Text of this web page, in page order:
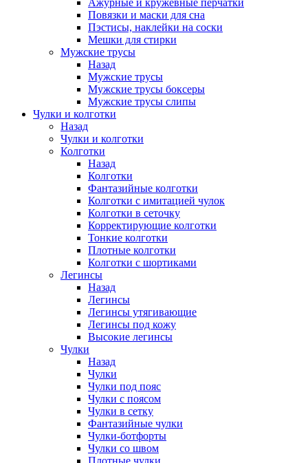
Ажурные и кружевные перчатки
Повязки и маски для сна
Пэстисы, наклейки на соски
Мешки для стирки
Мужские трусы
Назад
Мужские трусы
Мужские трусы боксеры
Мужские трусы слипы
Чулки и колготки
Назад
Чулки и колготки
Колготки
Назад
Колготки
Фантазийные колготки
Колготки с имитацией чулок
Колготки в сеточку
Корректирующие колготки
Тонкие колготки
Плотные колготки
Колготки с шортиками
Легинсы
Назад
Легинсы
Легинсы утягивающие
Легинсы под кожу
Высокие легинсы
Чулки
Назад
Чулки
Чулки под пояс
Чулки с поясом
Чулки в сетку
Фантазийные чулки
Чулки-ботфорты
Чулки со швом
Плотные чулки